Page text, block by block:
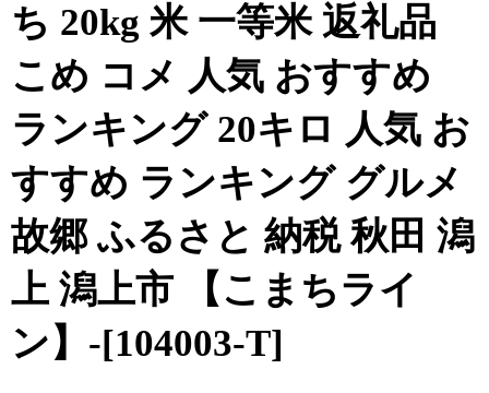
ち 20kg 米 一等米 返礼品
こめ コメ 人気 おすすめ
ランキング 20キロ 人気 お
すすめ ランキング グルメ
故郷 ふるさと 納税 秋田 潟
上 潟上市 【こまちライ
ン】-[104003-T]